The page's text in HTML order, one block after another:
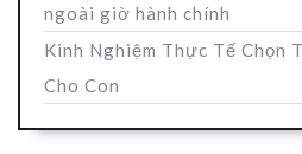
ngoài giờ hành chính
Kinh Nghiệm Thực Tế Chọn
Cho Con